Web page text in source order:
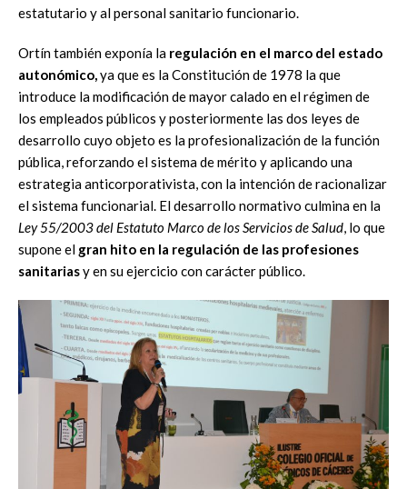
estatutario y al personal sanitario funcionario.
Ortín también exponía la regulación en el marco del estado
autonómico,ya que es la Constitución de 1978 la que
introduce la modificación de mayor calado en el régimen de
los empleados públicos y posteriormente las dos leyes de
desarrollo cuyo objeto es la profesionalización de la función
pública, reforzando el sistema de mérito y aplicando una
estrategia anticorporativista, con la intención de racionalizar
el sistema funcionarial. El desarrollo normativo culmina en la
Ley 55/2003 del Estatuto Marco de los Servicios de Salud, lo que
supone el gran hito en la regulación de las profesiones
sanitariasy en su ejercicio con carácter público.